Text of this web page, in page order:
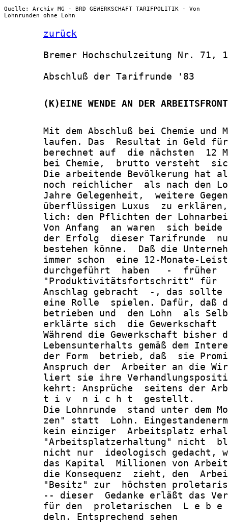
Quelle: Archiv MG - BRD GEWERKSCHAFT TARIFPOLITIK - Von
Lohnrunden ohne Lohn
zurück
Bremer Hochschulzeitung Nr. 71,
       Abschluß der Tarifrunde '83
       (K)EINE WENDE AN DER ARBEITSFRONT
Mit dem Abschluß bei Chemie und
laufen. Das  Resultat in Geld
berechnet auf  die nächsten  12
bei Chemie,  brutto versteht
Die arbeitende Bevölkerung hat
noch reichlicher  als nach den
Jahre Gelegenheit,  weitere
überflüssigen Luxus  zu
lich: den Pflichten der
Von Anfang  an waren  sich
der Erfolg  dieser Tarifrunde
bestehen könne.  Daß die
immer schon  eine 12-Monate-
durchgeführt  haben   -  früher
"Produktivitätsfortschritt" für
Anschlag gebracht  -, das
eine Rolle  spielen. Dafür, daß
betrieben und  den Lohn  als
erklärte sich  die Gewerkschaft
Während die Gewerkschaft bisher
Lebensunterhalts gemäß dem
der Form  betrieb, daß  sie
Anspruch der  Arbeiter an die
liert sie ihre
kehrt: Ansprüche  seitens der
       t i v  n i c h t  gestellt.
Die Lohnrunde  stand unter dem
zen" statt  Lohn.
kein einziger  Arbeitsplatz
"Arbeitsplatzerhaltung" nicht
nicht nur  ideologisch gedacht,
das Kapital  Millionen von
die Konsequenz  zieht, den
"Besitz" zur  höchsten
-- dieser  Gedanke erläßt das
für den  proletarischen  L e b
       deln. Entsprechend sehen